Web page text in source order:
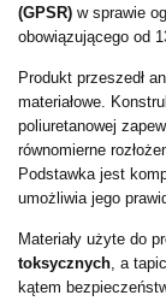
(GPSR) w sprawie
obowiązującego od
Produkt przeszedł
materiałowe.
poliuretanowej
równomierne
Podstawka jest
umożliwia jego
Materiały użyte do
toksycznych, a
kątem